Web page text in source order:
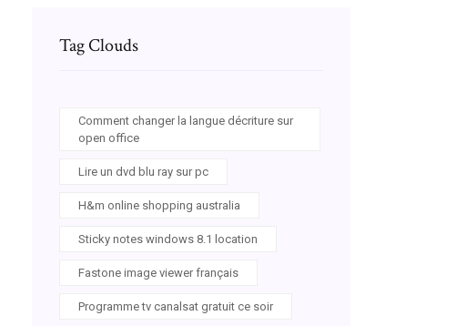
Tag Clouds
Comment changer la langue décriture sur
open office
Lire un dvd blu ray sur pc
H&m online shopping australia
Sticky notes windows 8.1 location
Fastone image viewer français
Programme tv canalsat gratuit ce soir